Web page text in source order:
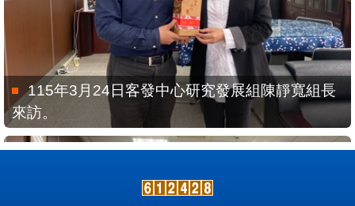
115年3月24日客發中心研究發展組陳靜寬組長
來訪。